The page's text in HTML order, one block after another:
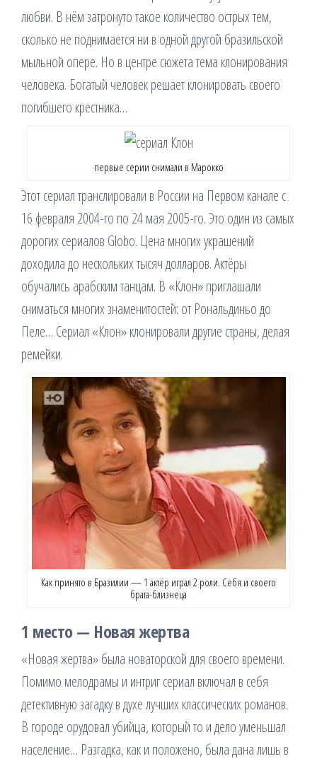
любви. В нём затронуто такое количество острых тем,
сколько не поднимается ни в одной другой бразильской
мыльной опере. Но в центре сюжета тема клонирования
человека. Богатый человек решает клонировать своего
погибшего крестника…
первые серии снимали в Марокко
Этот сериал транслировали в России на Первом канале с
16 февраля 2004-го по 24 мая 2005-го. Это один из самых
дорогих сериалов Globo. Цена многих украшений
доходила до нескольких тысяч долларов. Актёры
обучались арабским танцам. В «Клон» приглашали
сниматься многих знаменитостей: от Рональдиньо до
Пеле… Сериал «Клон» клонировали другие страны, делая
ремейки.
Как принято в Бразилии — 1 актёр играл 2 роли. Себя и своего
брата-близнеца
1 место — Новая жертва
«Новая жертва» была новаторской для своего времени.
Помимо мелодрамы и интриг сериал включал в себя
детективную загадку в духе лучших классических романов.
В городе орудовал убийца, который то и дело уменьшал
население… Разгадка, как и положено, была дана лишь в